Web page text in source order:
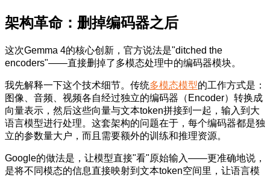
架构革命：删掉编码器之后
这次Gemma 4的核心创新，官方说法是"ditched the
encoders"——直接删掉了多模态处理中的编码器模块。
我先解释一下这个技术细节。传统多模态模型的工作方式是：
图像、音频、视频各自经过独立的编码器（Encoder）转换成
向量表示，然后这些向量与文本token拼接到一起，输入到大
语言模型进行处理。这套架构的问题在于，每个编码器都是独
立的参数量大户，而且需要额外的训练和推理资源。
Google的做法是，让模型直接"看"原始输入——更准确地说，
是将不同模态的信息直接映射到文本token空间里，让语言模